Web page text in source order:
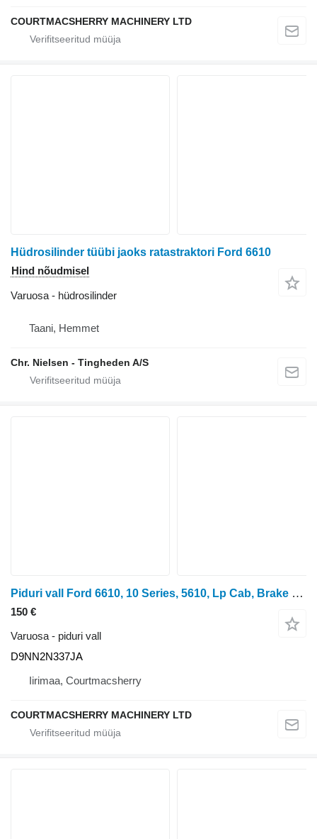
COURTMACSHERRY MACHINERY LTD
Hüdrosilinder tüübi jaoks ratastraktori Ford 6610
Hind nõudmisel
Varuosa - hüdrosilinder
Taani, Hemmet
Chr. Nielsen - Tingheden A/S
Piduri vall Ford 6610, 10 Series, 5610, Lp Cab, Brake Controle Shaft D9NN2N337JA tüübi jaoks ratastraktori Ford 5110, 5610, 6610, 6710, 6810, 7010, 7410, 7610
150 €
Varuosa - piduri vall
D9NN2N337JA
Iirimaa, Courtmacsherry
COURTMACSHERRY MACHINERY LTD